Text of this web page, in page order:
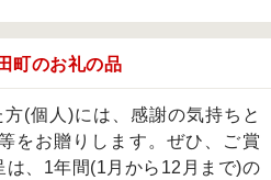
町のお礼の品
(個人)には、感謝の気持ちと
をお贈りします。ぜひ、ご賞
は、1年間(1月から12月まで)の